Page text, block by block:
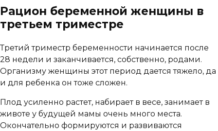
Рацион беременной женщины в
третьем триместре
Третий триместр беременности начинается после
28 недели и заканчивается, собственно, родами.
Организму женщины этот период дается тяжело, да
и для ребенка он тоже сложен.
Плод усиленно растет, набирает в весе, занимает в
животе у будущей мамы очень много места.
Окончательно формируются и развиваются